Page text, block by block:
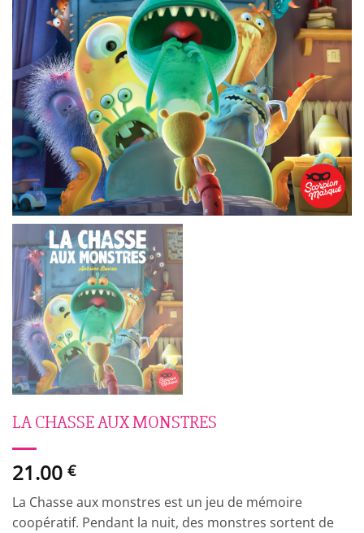
LA CHASSE AUX MONSTRES
21.00 €
La Chasse aux monstres est un jeu de mémoire
coopératif. Pendant la nuit, des monstres sortent de